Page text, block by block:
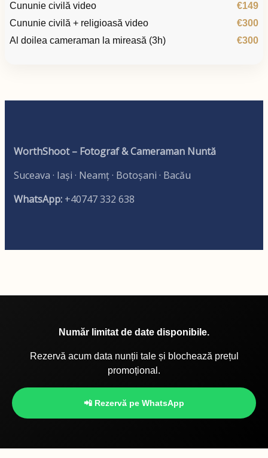
Cununie civilă video
€149
Cununie civilă + religioasă video
€300
Al doilea cameraman la mireasă (3h)
€300
WorthShoot – Fotograf & Cameraman Nuntă
Suceava · Iași · Neamț · Botoșani · Bacău
WhatsApp: +40747 332 638
Număr limitat de date disponibile.
Rezervă acum data nunții tale și blochează prețul
promoțional.
📲 Rezervă pe WhatsApp